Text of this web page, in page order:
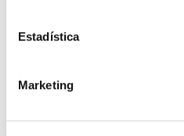
Estadística
Marketing